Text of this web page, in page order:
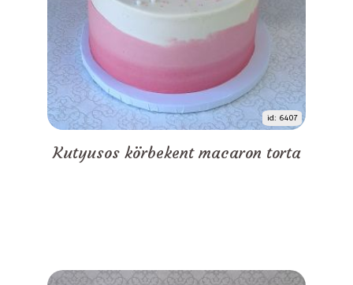
id: 6407
Kutyusos körbekent macaron torta